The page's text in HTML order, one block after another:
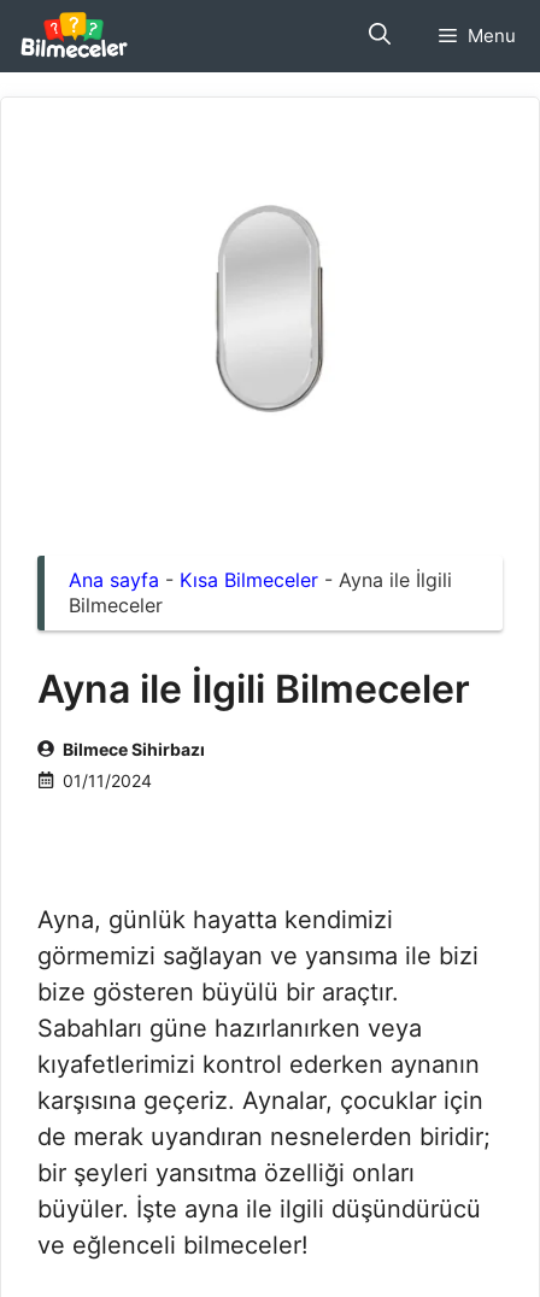
İçeriğe
atla
Menu
Ana sayfa - Kısa Bilmeceler - Ayna ile İlgili
Bilmeceler
Ayna ile İlgili Bilmeceler
Bilmece Sihirbazı
01/11/2024
Ayna, günlük hayatta kendimizi
görmemizi sağlayan ve yansıma ile bizi
bize gösteren büyülü bir araçtır.
Sabahları güne hazırlanırken veya
kıyafetlerimizi kontrol ederken aynanın
karşısına geçeriz. Aynalar, çocuklar için
de merak uyandıran nesnelerden biridir;
bir şeyleri yansıtma özelliği onları
büyüler. İşte ayna ile ilgili düşündürücü
ve eğlenceli bilmeceler!